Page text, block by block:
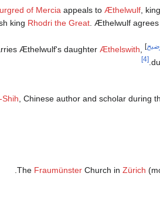
of Mercia appeals to Æthelwulf,
king Rhodri the Great. Æthelwulf agrees
]
Æthelswith,
.
[4]
, Chinese author and scholar during
The FraumünsterChurch in Zürich